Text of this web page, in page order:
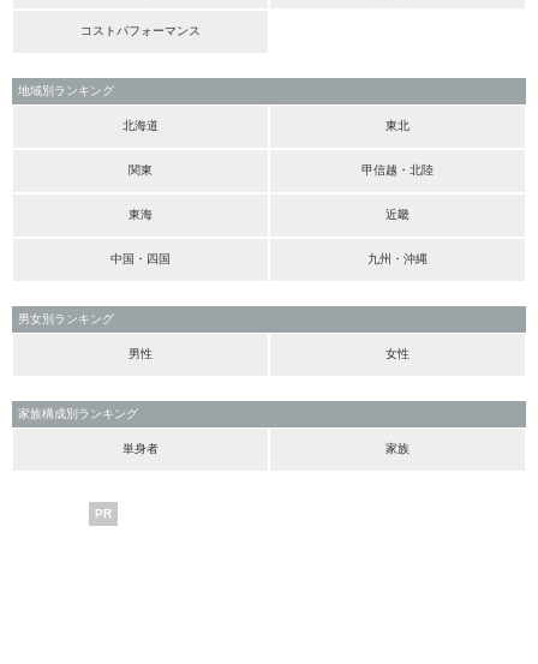
コストパフォーマンス
地域別ランキング
北海道 東北
関東 甲信越・北陸
東海 近畿
中国・四国 九州・沖縄
男女別ランキング
男性 女性
家族構成別ランキング
単身者 家族
PR